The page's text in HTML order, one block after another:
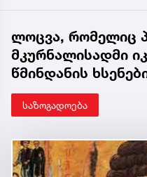
ლოცვა, რომელიც
მკურნალისადმი
წმინდანის
საზოგადოება